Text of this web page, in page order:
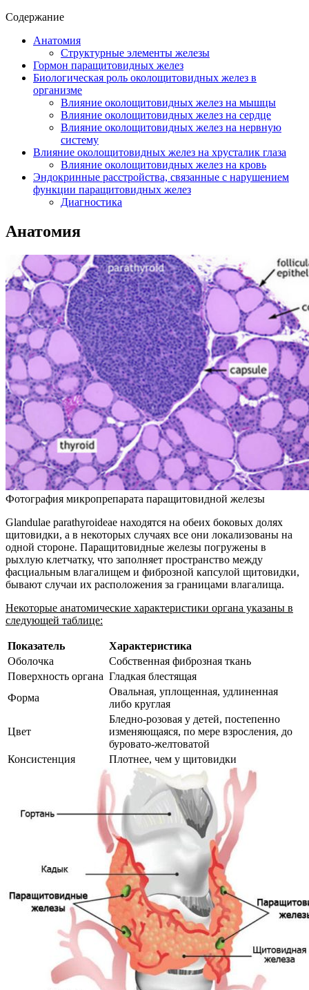
Содержание
Анатомия
Структурные элементы железы
Гормон паращитовидных желез
Биологическая роль околощитовидных желез в
организме
Влияние околощитовидных желез на мышцы
Влияние околощитовидных желез на сердце
Влияние околощитовидных желез на нервную
систему
Влияние околощитовидных желез на хрусталик глаза
Влияние околощитовидных желез на кровь
Эндокринные расстройства, связанные с нарушением
функции паращитовидных желез
Диагностика
Анатомия
Фотография микропрепарата паращитовидной железы
Glandulae parathyroideae находятся на обеих боковых долях
щитовидки, а в некоторых случаях все они локализованы на
одной стороне. Паращитовидные железы погружены в
рыхлую клетчатку, что заполняет пространство между
фасциальным влагалищем и фиброзной капсулой щитовидки,
бывают случаи их расположения за границами влагалища.
Некоторые анатомические характеристики органа указаны в
следующей таблице:
Показатель
Характеристика
Оболочка
Собственная фиброзная ткань
Поверхность органа Гладкая блестящая
Форма
Овальная, уплощенная, удлиненная
либо круглая
Цвет
Бледно-розовая у детей, постепенно
изменяющаяся, по мере взросления, до
буровато-желтоватой
Консистенция
Плотнее, чем у щитовидки